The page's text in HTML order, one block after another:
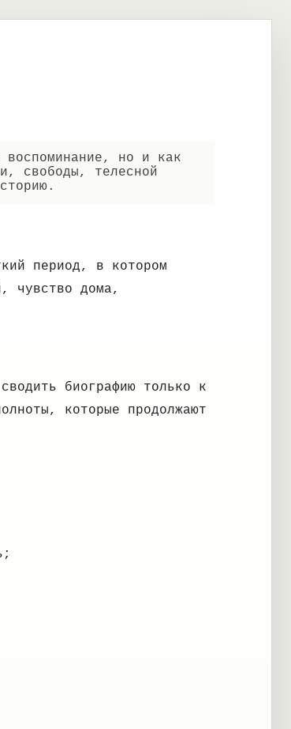
воспоминание, но и как
свободы, телесной
период, в котором
чувство дома,
биографию только к
которые продолжают